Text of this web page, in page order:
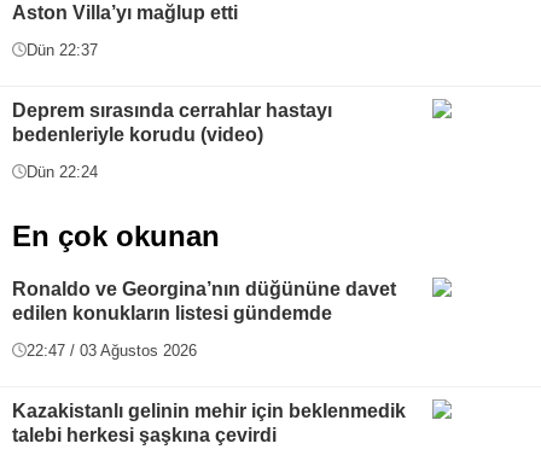
Aston Villa’yı mağlup etti
Dün 22:37
Deprem sırasında cerrahlar hastayı
bedenleriyle korudu (video)
Dün 22:24
En çok okunan
Ronaldo ve Georgina’nın düğününe davet
edilen konukların listesi gündemde
22:47 / 03 Ağustos 2026
Kazakistanlı gelinin mehir için beklenmedik
talebi herkesi şaşkına çevirdi